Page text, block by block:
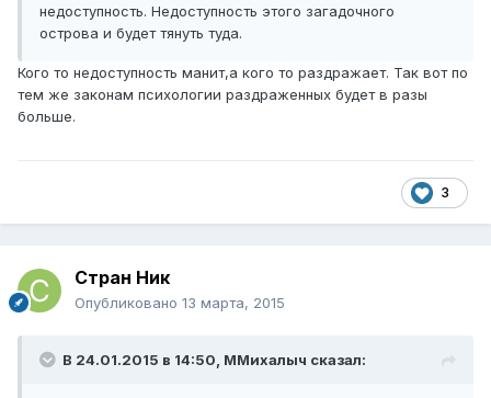
недоступность. Недоступность этого загадочного
острова и будет тянуть туда.
Кого то недоступность манит,а кого то раздражает. Так вот по
тем же законам психологии раздраженных будет в разы
больше.
3
Стран Ник
Опубликовано 13 марта, 2015
В 24.01.2015 в 14:50, ММихалыч сказал: